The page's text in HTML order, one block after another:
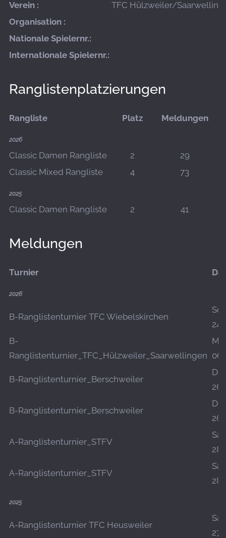
Verein :
TFC Hülzweiler/
Organisation :
Nationale Spielernr.:
Internationale Spielernr.:
Ranglistenplatzierungen
Rangliste Platz Meldungen
2026
Classic Damen Rangliste 2
29
Classic Mixed Rangliste
4 73
2025
Classic Damen Rangliste 2 41
Meldungen
Turnier
2026
B-Ranglistenturnier TFC Wiebelskirchen
So.,
B-
Ranglistenturnier_TFC_Hülzweiler_Saarwellingen
B-Ranglistenturnier_Berschweiler
Do.,
B-Ranglistenturnier_Berschweiler
Do.,
A-Ranglistenturnier_STFV
Sa.,
A-Ranglistenturnier_STFV
Sa.,
2025
A-Ranglistenturnier TFC Heusweiler
Sa.,